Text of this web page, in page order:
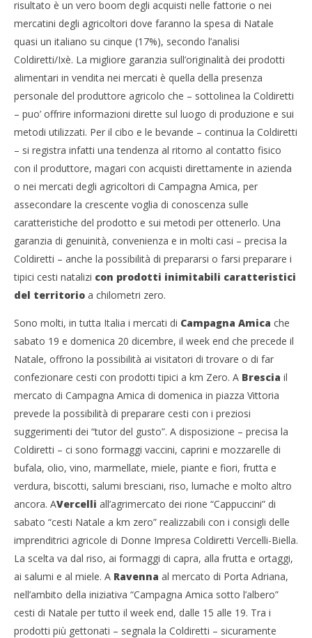
risultato è un vero boom degli acquisti nelle fattorie o nei
mercatini degli agricoltori dove faranno la spesa di Natale
quasi un italiano su cinque (17%), secondo l’analisi
Coldiretti/Ixè. La migliore garanzia sull’originalità dei prodotti
alimentari in vendita nei mercati è quella della presenza
personale del produttore agricolo che – sottolinea la Coldiretti
– puo’ offrire informazioni dirette sul luogo di produzione e sui
metodi utilizzati. Per il cibo e le bevande – continua la Coldiretti
– si registra infatti una tendenza al ritorno al contatto fisico
con il produttore, magari con acquisti direttamente in azienda
o nei mercati degli agricoltori di Campagna Amica, per
assecondare la crescente voglia di conoscenza sulle
caratteristiche del prodotto e sui metodi per ottenerlo. Una
garanzia di genuinità, convenienza e in molti casi – precisa la
Coldiretti – anche la possibilità di prepararsi o farsi preparare i
tipici cesti natalizi con prodotti inimitabili caratteristici
del territorio a chilometri zero.
Sono molti, in tutta Italia i mercati di Campagna Amica che
sabato 19 e domenica 20 dicembre, il week end che precede il
Natale, offrono la possibilità ai visitatori di trovare o di far
confezionare cesti con prodotti tipici a km Zero. A Brescia il
mercato di Campagna Amica di domenica in piazza Vittoria
prevede la possibilità di preparare cesti con i preziosi
suggerimenti dei “tutor del gusto”. A disposizione – precisa la
Coldiretti – ci sono formaggi vaccini, caprini e mozzarelle di
bufala, olio, vino, marmellate, miele, piante e fiori, frutta e
verdura, biscotti, salumi bresciani, riso, lumache e molto altro
ancora. AVercelli all’agrimercato dei rione “Cappuccini” di
sabato “cesti Natale a km zero” realizzabili con i consigli delle
imprenditrici agricole di Donne Impresa Coldiretti Vercelli-Biella.
La scelta va dal riso, ai formaggi di capra, alla frutta e ortaggi,
ai salumi e al miele. A Ravenna al mercato di Porta Adriana,
nell’ambito della iniziativa “Campagna Amica sotto l’albero”
cesti di Natale per tutto il week end, dalle 15 alle 19. Tra i
prodotti più gettonati – segnala la Coldiretti – sicuramente